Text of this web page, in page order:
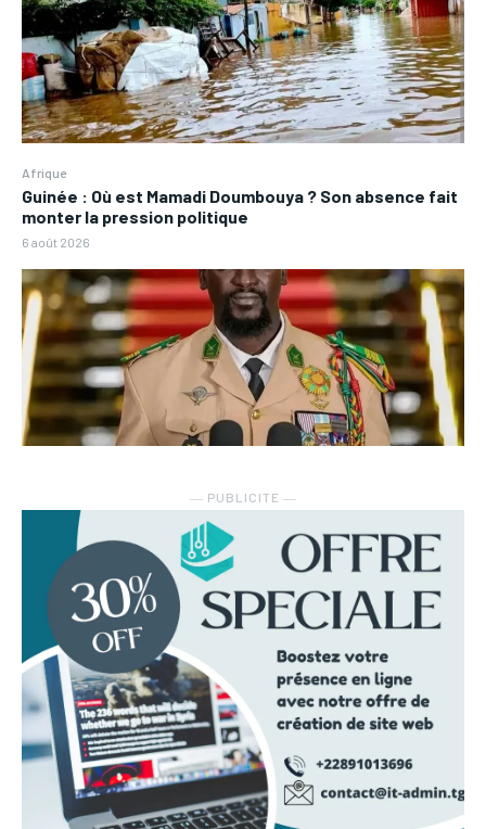
Afrique
Guinée : Où est Mamadi Doumbouya ? Son absence fait
monter la pression politique
6 août 2026
― PUBLICITE ―